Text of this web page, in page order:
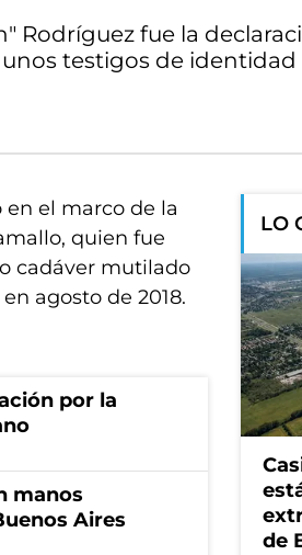
Rodríguez fue la
testigos de identidad
el marco de la
quien fue
cadáver mutilado
agosto de 2018.
por la
manos
Aires
LO
de